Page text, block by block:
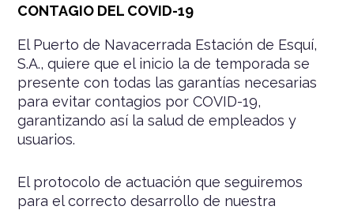
CONTAGIO DEL COVID-19
El Puerto de Navacerrada Estación de Esquí,
S.A., quiere que el inicio la de temporada se
presente con todas las garantías necesarias
para evitar contagios por COVID-19,
garantizando así la salud de empleados y
usuarios.
El protocolo de actuación que seguiremos
para el correcto desarrollo de nuestra